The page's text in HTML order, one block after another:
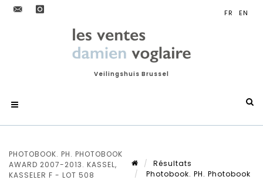
Veilingshuis Brussel
PHOTOBOOK. PH. PHOTOBOOK
AWARD 2007-2013. KASSEL,
KASSELER F - LOT 508
Résultats
Photobook. PH. Photobook